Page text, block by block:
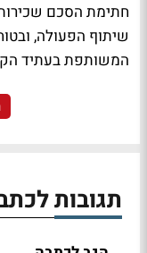
חתימת הסכם
שיתוף הפעולה,
המשותפת בעתיד
תגובות